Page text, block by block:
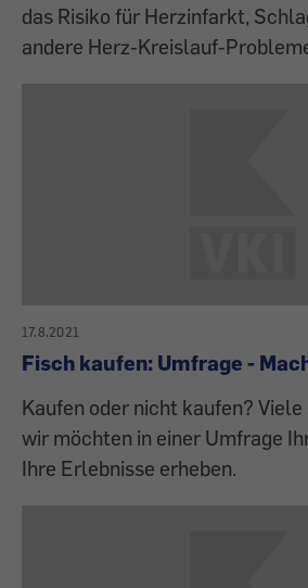
das Risiko für Herzinfarkt,
andere Herz-Kreislauf-
17.8.2021
Fisch kaufen: Umfrage -
Kaufen oder nicht kaufen?
wir möchten in einer Umfrage
Ihre Erlebnisse erheben.